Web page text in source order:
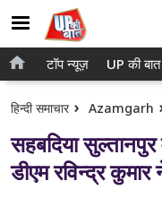
होम
टॉप न्यूज़
UP की बात
टॉप न्यूज़ UP की बात
हिन्दी समाचार Azamgarh
सहबदिया
डीएम रविन्द्र कुमार
गाजियाबाद
लखनऊ